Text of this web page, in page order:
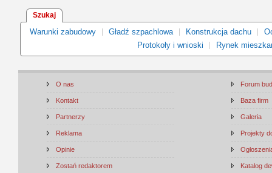
Szukaj
Warunki zabudowy Gładź szpachlowa Konstrukcja dachu
Protokoły i wnioski
Rynek
O nas
Kontakt
Partnerzy
Reklama
Opinie
Zostań redaktorem
Forum
Baza firm
Galeria
Projekty
Katalog